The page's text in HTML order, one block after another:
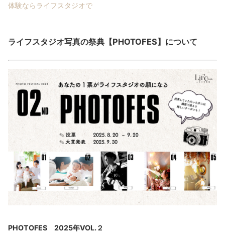
体験ならライフスタジオで
ライフスタジオ写真の祭典【PHOTOFES】について
PHOTOFES 2025年VOL.２